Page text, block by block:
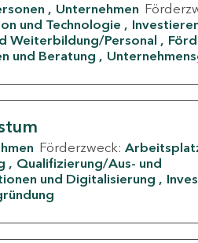
Unternehmen
und Technologie
Weiterbildung/Personal
und Beratung
Förderzweck:
Qualifizierung/Aus- und
und Digitalisierung